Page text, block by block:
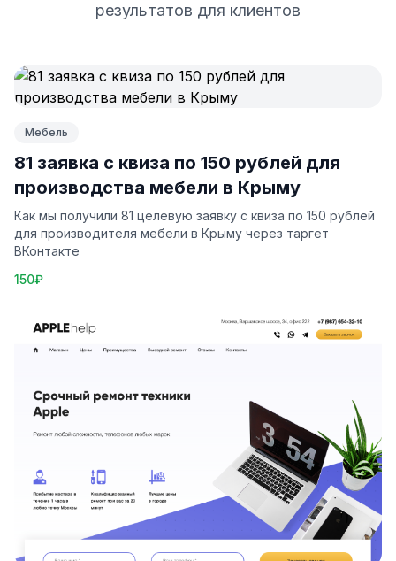
результатов для клиентов
Мебель
81 заявка с квиза по 150 рублей для
производства мебели в Крыму
Как мы получили 81 целевую заявку с квиза по 150 рублей
для производителя мебели в Крыму через таргет
ВКонтакте
150₽